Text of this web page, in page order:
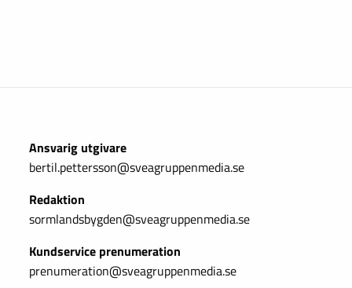
Ansvarig utgivare
bertil.pettersson@sveagruppenmedia.se
Redaktion
sormlandsbygden@sveagruppenmedia.se
Kundservice prenumeration
prenumeration@sveagruppenmedia.se